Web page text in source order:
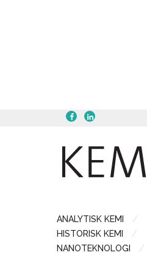
ANALYTISK KEMI
HISTORISK KEMI
NANOTEKNOLOGI